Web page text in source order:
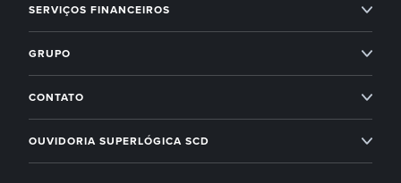
Next
Novidades Superlógica
Imobiliárias
Módulo Financeiro
Controle de acesso
Superlógica Next
SERVIÇOS FINANCEIROS
Entenda o Inadimplência Zero
Receber com boleto
GRUPO
Arbo
CONTATO
OUVIDORIA SUPERLÓGICA SCD